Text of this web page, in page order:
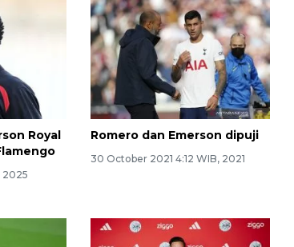
Royal
2025
Romero dan Emerson dipuji
30 October 2021 4:12 WIB, 2021